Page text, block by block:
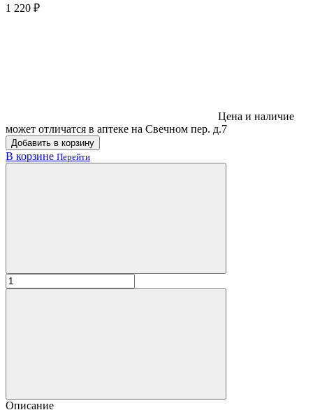
1 220 ₽
Цена и наличие
может отличатся в аптеке на Свечном пер. д.7
Добавить в корзину
В корзине Перейти
Описание